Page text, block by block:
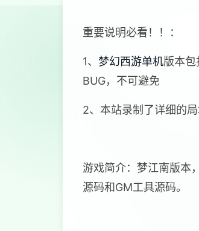
重要说明必看！！：
1、 梦幻西游单机版本
BUG，不可避免
2、本站录制了详细的
游戏简介：梦江南版本
源码和GM工具源码。